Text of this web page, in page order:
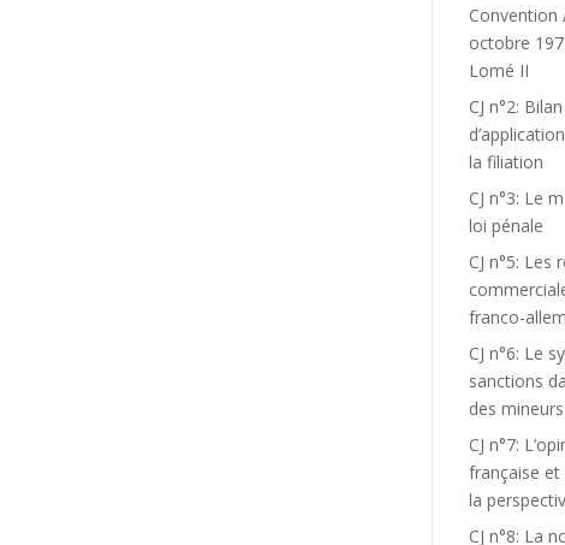
Convention
octobre
Lomé II
CJ n°2:
la filiation
CJ n°3: Le
loi pénale
CJ n°5: Les
franco-
CJ n°6: Le
sanctions
des mineurs
CJ n°7:
française et
la
CJ n°8: La